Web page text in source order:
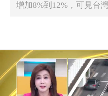
增加8%到12%，可見台